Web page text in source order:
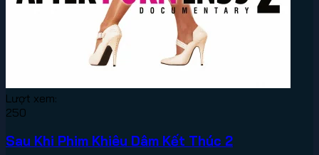
Lượt xem:
250
Sau Khi Phim Khiêu Dâm Kết Thúc 2